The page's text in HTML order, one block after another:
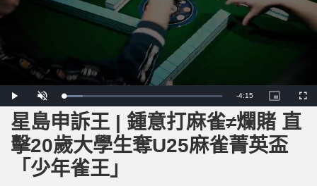
P
l
a
y
U
n
m
u
t
L
o
a
d
e
:
1
.
9
9
R
e
m
-4:15
P
i
c
t
r
e
-
i
F
u
星島申訴王 | 鍾意打麻雀≠爛賭 直
擊20歲大學生奪U25麻雀菁英盃
「少年雀王」